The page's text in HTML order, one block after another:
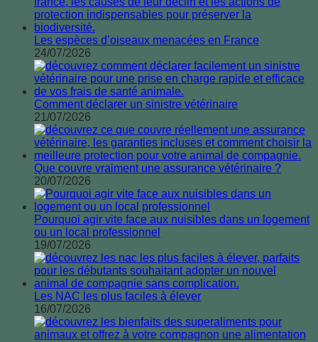
Les espèces d’oiseaux menacées en France
24/07/2026
Comment déclarer un sinistre vétérinaire
21/07/2026
Que couvre vraiment une assurance vétérinaire ?
20/07/2026
Pourquoi agir vite face aux nuisibles dans un logement
ou un local professionnel
19/07/2026
Les NAC les plus faciles à élever
16/07/2026